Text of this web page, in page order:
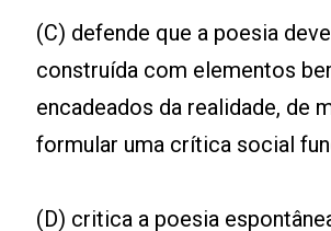
(C) defende que a poesia
construída com elementos
encadeados da realidade, de
formular uma crítica social
(D) critica a poesia